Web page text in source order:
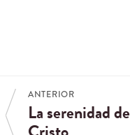
ANTERIOR
La serenidad de